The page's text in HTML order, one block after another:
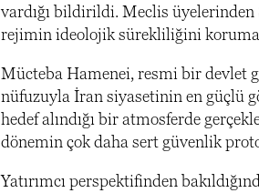
vardığı bildirildi. Meclis
rejimin ideolojik sürekliliğini koruma
Mücteba Hamenei, resmi bir devlet
nüfuzuyla İran siyasetinin en güçlü
hedef alındığı bir atmosferde
dönemin çok daha sert güvenlik
Yatırımcı perspektifinden